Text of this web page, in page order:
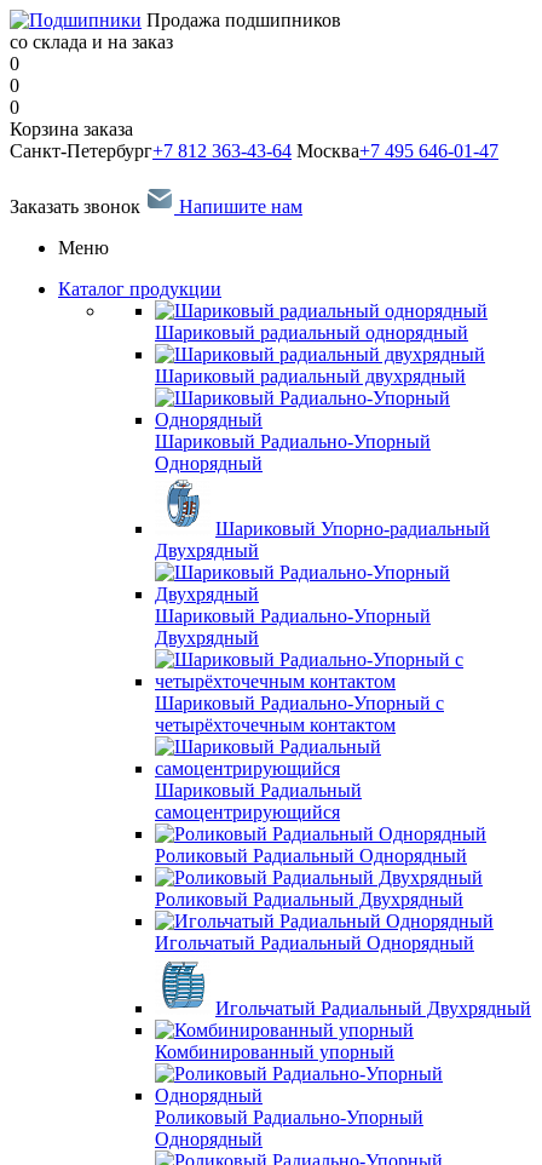
Продажа подшипников
со склада и на заказ
0
0
0
Корзина заказа
Санкт-Петербург+7 812 363-43-64 Москва+7 495 646-01-47
Заказать звонок
Напишите нам
Меню
Каталог продукции
Шариковый радиальный однорядный
Шариковый радиальный двухрядный
Шариковый Радиально-Упорный
Однорядный
Шариковый Упорно-радиальный
Двухрядный
Шариковый Радиально-Упорный
Двухрядный
Шариковый Радиально-Упорный с
четырёхточечным контактом
Шариковый Радиальный
самоцентрирующийся
Роликовый Радиальный Однорядный
Роликовый Радиальный Двухрядный
Игольчатый Радиальный Однорядный
Игольчатый Радиальный Двухрядный
Комбинированный упорный
Роликовый Радиально-Упорный
Однорядный